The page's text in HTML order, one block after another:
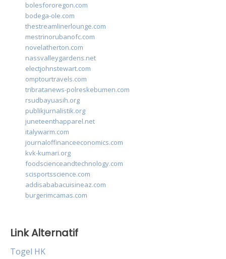
bolesfororegon.com
bodega-ole.com
thestreamlinerlounge.com
mestrinorubanofc.com
novelatherton.com
nassvalleygardens.net
electjohnstewart.com
omptourtravels.com
tribratanews-polreskebumen.com
rsudbayuasih.org
publikjurnalistik.org
juneteenthapparel.net
italywarm.com
journaloffinanceeconomics.com
kvk-kumari.org
foodscienceandtechnology.com
scisportsscience.com
addisababacuisineaz.com
burgerimcamas.com
Link Alternatif
Togel HK